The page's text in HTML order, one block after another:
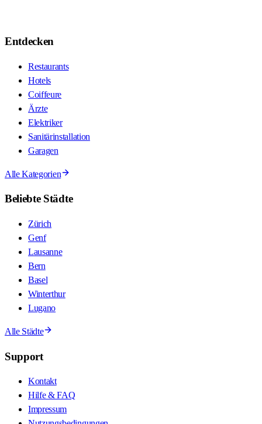
Entdecken
Restaurants
Hotels
Coiffeure
Ärzte
Elektriker
Sanitärinstallation
Garagen
Alle Kategorien
Beliebte Städte
Zürich
Genf
Lausanne
Bern
Basel
Winterthur
Lugano
Alle Städte
Support
Kontakt
Hilfe & FAQ
Impressum